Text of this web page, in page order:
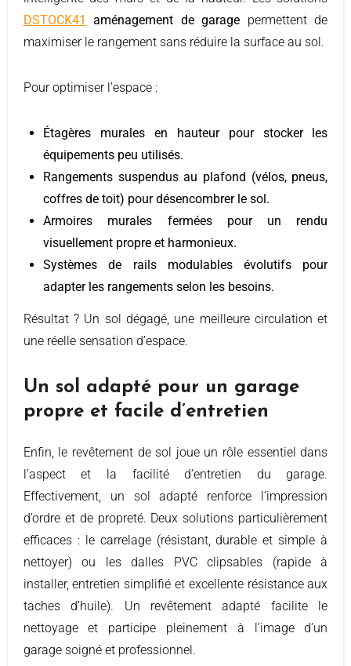
DSTOCK41
aménagement de garage permettent de
maximiser le rangement sans réduire la surface au sol.
Pour optimiser l’espace :
Étagères murales en hauteur pour stocker les
équipements peu utilisés.
Rangements suspendus au plafond (vélos, pneus,
coffres de toit) pour désencombrer le sol.
Armoires murales fermées pour un rendu
visuellement propre et harmonieux.
Systèmes de rails modulables évolutifs pour
adapter les rangements selon les besoins.
Résultat ? Un sol dégagé, une meilleure circulation et
une réelle sensation d’espace.
Un sol adapté pour un garage
propre et facile d’entretien
Enfin, le revêtement de sol joue un rôle essentiel dans
l’aspect et la facilité d’entretien du garage.
Effectivement, un sol adapté renforce l’impression
d’ordre et de propreté. Deux solutions particulièrement
efficaces : le carrelage (résistant, durable et simple à
nettoyer) ou les dalles PVC clipsables (rapide à
installer, entretien simplifié et excellente résistance aux
taches d’huile). Un revêtement adapté facilite le
nettoyage et participe pleinement à l’image d’un
garage soigné et professionnel.